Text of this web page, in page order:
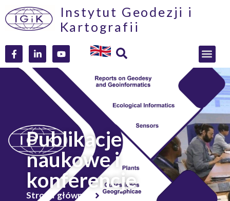
Instytut Geodezji i
Kartografii
Publikacje
naukowe i
konferencje
Strona główna